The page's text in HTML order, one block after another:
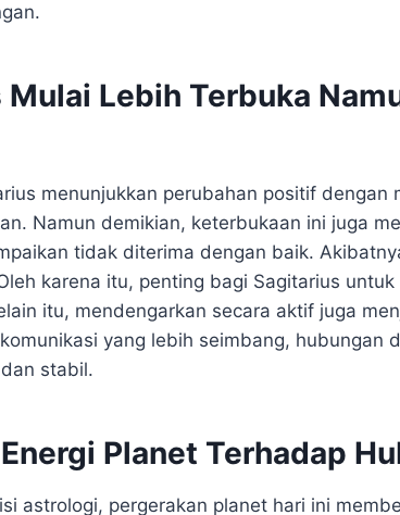
Lebih Terbuka
menunjukkan perubahan positif dengan
Namun demikian, keterbukaan ini juga
tidak diterima dengan baik.
karena itu, penting bagi Sagitarius
itu, mendengarkan secara aktif juga
yang lebih seimbang, hubungan
stabil.
Planet Terhadap
astrologi, pergerakan planet hari ini